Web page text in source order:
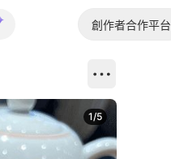
創作者合作平台
1/5